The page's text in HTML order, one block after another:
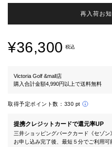
再入荷お
¥36,300 税込
Victoria Golf &mall店
購入合計金額4,990円以上で送料無料
取得予定ポイント数： 330 pt
提携クレジットカードで還元率UP
三井ショッピングパークカード《セゾン
お申し込み完了後、最短５分でご利用可